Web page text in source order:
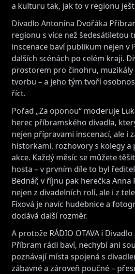
a kulturu tak, jak to v regionu
Divadlo Antonína Dvořáka
regionu s více než šedesátiletou
inscenace baví publikum nejen v
dalších scénách po celém kraji.
prostorem pro činohru,
tvorbu – a jeho tým tvoří
říct.
Pořad „Za oponou“ moderuje
herec příbramského divadla,
nejen přípravami inscenací, ale i
historkami, rozhovory s kolegy a
akce. Každý měsíc se můžete
hosta – v prvním díle to byl
Bednář, v říjnu pak herečka Anna
nejen z divadelních rolí, ale i z
Fixová je navíc hudebnice a
dodává další rozměr.
A protože RÁDIO OTAVA i
Příbram rádi baví, nechybí ani
poznávají místa spojená s
zábavné a zároveň poučné –